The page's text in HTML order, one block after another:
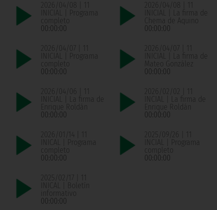
2026/04/08 | 11
INICIAL | Programa
completo
00:00:00
2026/04/08 | 11
INICIAL | La firma de
Chema de Aquino
00:00:00
2026/04/07 | 11
INICIAL | Programa
completo
00:00:00
2026/04/07 | 11
INICIAL | La firma de
Mateo González
00:00:00
2026/04/06 | 11
INICIAL | La firma de
Enrique Roldán
00:00:00
2026/02/02 | 11
INCIAL | La firma de
Enrique Roldán
00:00:00
2026/01/14 | 11
INICAL | Programa
completo
00:00:00
2025/09/26 | 11
INCIAL | Programa
completo
00:00:00
2025/02/17 | 11
INICAL | Boletín
informativo
00:00:00